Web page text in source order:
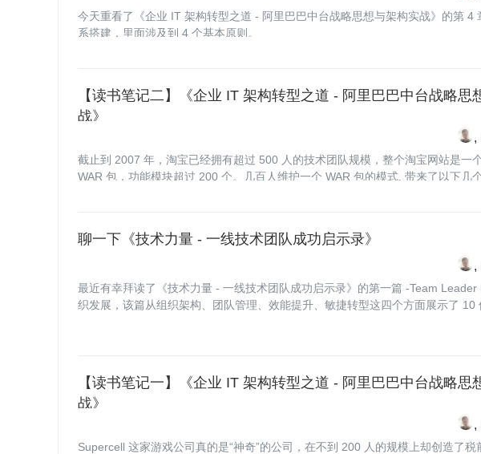
今天重看了《企业 IT 架构转型之道 - 阿里巴巴中台战略思想与架构实战》的第 4
系搭建，里面涉及到 4 个基本原则。
【读书笔记二】《企业 IT 架构转型之道 - 阿里巴巴中台战略思
战》
截止到 2007 年，淘宝已经拥有超过 500 人的技术团队规模，整个淘宝网站是一
WAR 包，功能模块超过 200 个。几百人维护一个 WAR 包的模式, 带来了以下几
聊一下《技术力量 - 一线技术团队成功启示录》
最近有幸拜读了《技术力量 - 一线技术团队成功启示录》的第一篇 -Team Leader
织发展，该篇从组织架构、团队管理、效能提升、敏捷转型这四个方面展示了 10
【读书笔记一】《企业 IT 架构转型之道 - 阿里巴巴中台战略思
战》
Supercell 这家游戏公司真的是“神奇”的公司，在不到 200 人的规模上却创造了税